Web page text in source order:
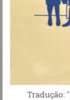
Tradução: "